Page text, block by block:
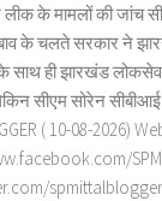
लीक के मामलों की जांच
के चलते सरकार ने
साथ ही झारखंड
सीएम सोरेन
( 10-08-2026)